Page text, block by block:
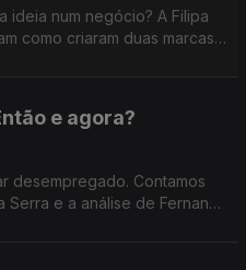
ideia num negócio? A Filipa
como criaram duas marcas,
e agora?
desempregado. Contamos
e a análise de Fernando